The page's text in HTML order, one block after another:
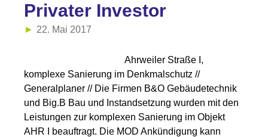
Privater Investor
22. Mai 2017
Ahrweiler Straße I,
komplexe Sanierung im Denkmalschutz //
Generalplaner // Die Firmen B&O Gebäudetechnik
und Big.B Bau und Instandsetzung wurden mit den
Leistungen zur komplexen Sanierung im Objekt
AHR I beauftragt. Die MOD Ankündigung kann